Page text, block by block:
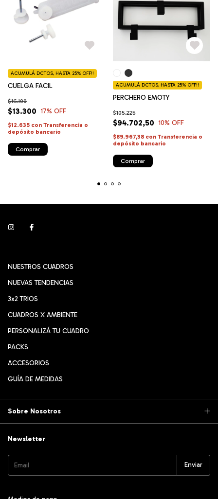
CUELGA FACIL
$13.300
$16.100
17% OFF
ACUMULÁ DCTOS, HASTA 25% OFF!!
$12.635 con Transferencia o
depósito bancario
PERCHERO EMOTY
$94.702,50
$105.225
10% OFF
ACUMULÁ DCTOS, HASTA 25% OFF!!
$89.967,38 con Transferencia o
depósito bancario
Comprar
NUESTROS CUADROS
NUEVAS TENDENCIAS
3x2 TRIOS
CUADROS X AMBIENTE
PERSONALIZÁ TU CUADRO
PACKS
ACCESORIOS
GUÍA DE MEDIDAS
Sobre Nosotros
Newsletter